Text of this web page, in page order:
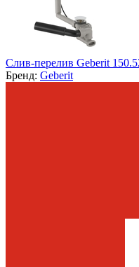
Слив-перелив Geberit
Бренд: Geberit